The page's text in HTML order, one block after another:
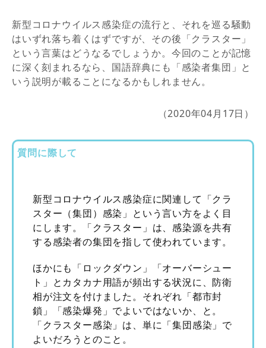
新型コロナウイルス感染症の流行と、それを巡る騒動
はいずれ落ち着くはずですが、その後「クラスター」
という言葉はどうなるでしょうか。今回のことが記憶
に深く刻まれるなら、国語辞典にも「感染者集団」と
いう説明が載ることになるかもしれません。
（2020年04月17日）
質問に際して
新型コロナウイルス感染症に関連して「クラ
スター（集団）感染」という言い方をよく目
にします。「クラスター」は、感染源を共有
する感染者の集団を指して使われています。
ほかにも「ロックダウン」「オーバーシュー
ト」とカタカナ用語が頻出する状況に、防衛
相が注文を付けました。それぞれ「都市封
鎖」「感染爆発」でよいではないか、と。
「クラスター感染」は、単に「集団感染」で
よいだろうとのこと。